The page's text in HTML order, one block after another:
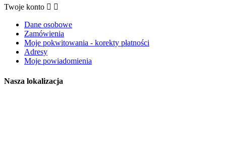
Twoje konto  
Dane osobowe
Zamówienia
Moje pokwitowania - korekty płatności
Adresy
Moje powiadomienia
Nasza lokalizacja